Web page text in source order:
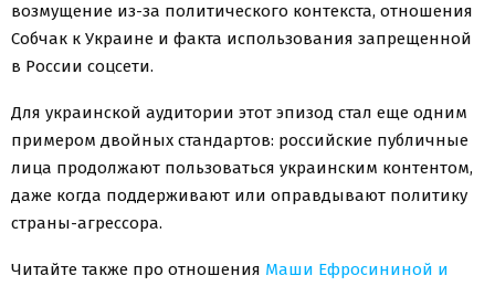
возмущение из-за политического контекста, отношения
Собчак к Украине и факта использования запрещенной
в России соцсети.
Для украинской аудитории этот эпизод стал еще одним
примером двойных стандартов: российские публичные
лица продолжают пользоваться украинским контентом,
даже когда поддерживают или оправдывают политику
страны-агрессора.
Читайте также про отношения Маши Ефросининой и